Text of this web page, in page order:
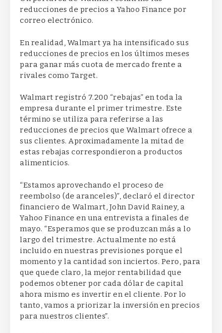
reducciones de precios a Yahoo Finance por
correo electrónico.
En realidad, Walmart ya ha intensificado sus
reducciones de precios en los últimos meses
para ganar más cuota de mercado frente a
rivales como Target.
Walmart registró 7.200 “rebajas” en toda la
empresa durante el primer trimestre. Este
término se utiliza para referirse a las
reducciones de precios que Walmart ofrece a
sus clientes. Aproximadamente la mitad de
estas rebajas correspondieron a productos
alimenticios.
“Estamos aprovechando el proceso de
reembolso (de aranceles)”, declaró el director
financiero de Walmart, John David Rainey, a
Yahoo Finance en una entrevista a finales de
mayo. “Esperamos que se produzcan más a lo
largo del trimestre. Actualmente no está
incluido en nuestras previsiones porque el
momento y la cantidad son inciertos. Pero, para
que quede claro, la mejor rentabilidad que
podemos obtener por cada dólar de capital
ahora mismo es invertir en el cliente. Por lo
tanto, vamos a priorizar la inversión en precios
para nuestros clientes”.